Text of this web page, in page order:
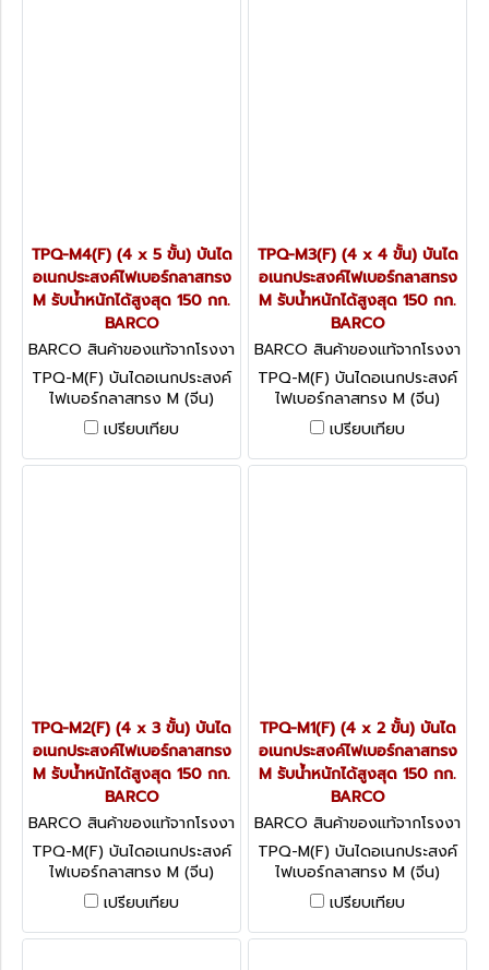
TPQ-M4(F) (4 x 5 ขั้น) บันได
อเนกประสงค์ไฟเบอร์กลาสทรง
M รับน้ำหนักได้สูงสุด 150 กก.
BARCO
BARCO สินค้าของแท้จากโรงงา
นผู้ผลิต TPQ-M4(F)
TPQ-M(F) บันไดอเนกประสงค์
ไฟเบอร์กลาสทรง M (จีน)
BARCO รับน้ำหนักได้สูงสุด
150 กก.
เปรียบเทียบ
TPQ-M3(F) (4 x 4 ขั้น) บันได
อเนกประสงค์ไฟเบอร์กลาสทรง
M รับน้ำหนักได้สูงสุด 150 กก.
BARCO
BARCO สินค้าของแท้จากโรงงา
นผู้ผลิต TPQ-M3(F)
TPQ-M(F) บันไดอเนกประสงค์
ไฟเบอร์กลาสทรง M (จีน)
BARCO รับน้ำหนักได้สูงสุด
150 กก.
เปรียบเทียบ
TPQ-M2(F) (4 x 3 ขั้น) บันได
อเนกประสงค์ไฟเบอร์กลาสทรง
M รับน้ำหนักได้สูงสุด 150 กก.
BARCO
BARCO สินค้าของแท้จากโรงงา
นผู้ผลิต TPQ-M2(F)
TPQ-M(F) บันไดอเนกประสงค์
ไฟเบอร์กลาสทรง M (จีน)
BARCO รับน้ำหนักได้สูงสุด
150 กก.
เปรียบเทียบ
TPQ-M1(F) (4 x 2 ขั้น) บันได
อเนกประสงค์ไฟเบอร์กลาสทรง
M รับน้ำหนักได้สูงสุด 150 กก.
BARCO
BARCO สินค้าของแท้จากโรงงา
นผู้ผลิต TPQ-M1(F)
TPQ-M(F) บันไดอเนกประสงค์
ไฟเบอร์กลาสทรง M (จีน)
BARCO รับน้ำหนักได้สูงสุด
150 กก.
เปรียบเทียบ